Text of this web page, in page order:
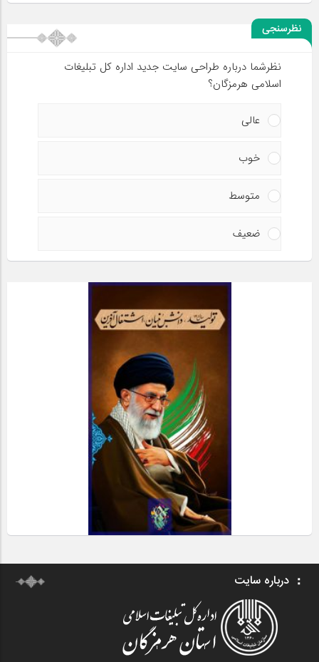
نظرسنجی
نظرشما درباره طراحی سایت جدید اداره کل تبلیغات
اسلامی هرمزگان؟
عالی
خوب
متوسط
ضعیف
درباره سایت